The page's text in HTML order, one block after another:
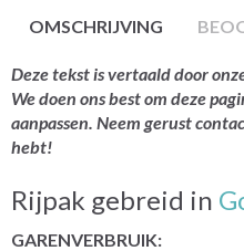
OMSCHRIJVING
Deze tekst is vertaald door
We doen ons best om deze
aanpassen. Neem gerust
hebt!
Rijpak gebreid in
GARENVERBRUIK: